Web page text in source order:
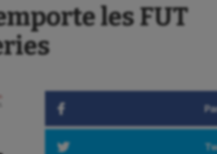
les FUT